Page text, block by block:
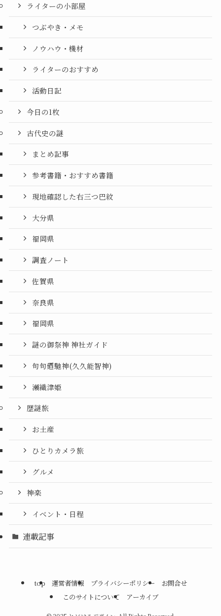
ライターの小部屋
つぶやき・メモ
ノウハウ・機材
ライターのおすすめ
活動日記
今日の1枚
古代史の謎
まとめ記事
参考書籍・おすすめ書籍
現地確認した右三つ巴紋
大分県
福岡県
調査ノート
佐賀県
奈良県
福岡県
謎の御祭神 神社ガイド
句句廼馳神(久久能智神)
瀬織津姫
歴謎旅
お土産
ひとりカメラ旅
グルメ
神楽
イベント・日程
連載記事
top 運営者情報 プライバシーポリシー
お問合せ
このサイトについて
アーカイブ